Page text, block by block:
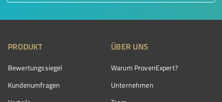
PRODUKT
Bewertungssiegel
Kundenumfragen
ÜBER UNS
Warum ProvenExpert?
Unternehmen